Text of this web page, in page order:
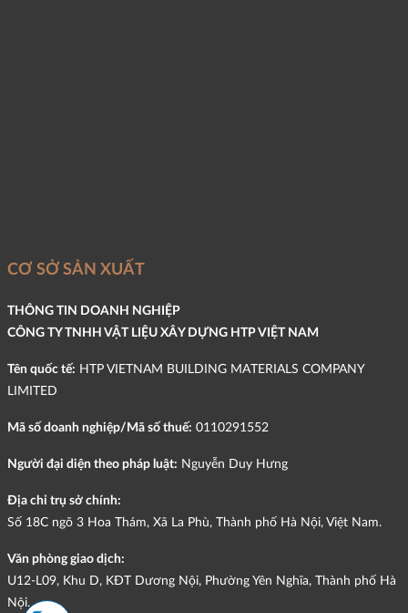
CƠ SỞ SẢN XUẤT
THÔNG TIN DOANH NGHIỆP
CÔNG TY TNHH VẬT LIỆU XÂY DỰNG HTP VIỆT NAM
Tên quốc tế: HTP VIETNAM BUILDING MATERIALS COMPANY
LIMITED
Mã số doanh nghiệp/Mã số thuế: 0110291552
Người đại diện theo pháp luật: Nguyễn Duy Hưng
Địa chỉ trụ sở chính:
Số 18C ngõ 3 Hoa Thám, Xã La Phù, Thành phố Hà Nội, Việt Nam.
Văn phòng giao dịch:
U12-L09, Khu D, KĐT Dương Nội, Phường Yên Nghĩa, Thành phố Hà
Nội.